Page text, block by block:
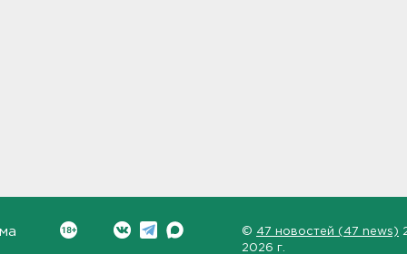
© 47 новостей (47 news)
2026 г.